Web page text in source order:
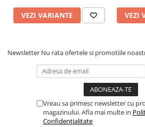
VEZI VARIANTE VEZI
Newsletter Nu rata ofertele si promotiile
Vreau sa primesc newsletter cu
magazinului. Afla mai multe in
Confidentialitate